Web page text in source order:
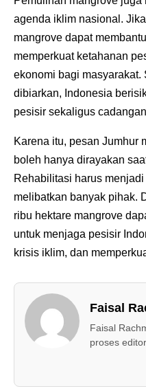
agenda iklim nasional.
mangrove dapat
memperkuat ketahanan
ekonomi bagi
dibiarkan, Indonesia
pesisir sekaligus
Karena itu, pesan Jumhur
boleh hanya dirayakan
Rehabilitasi harus
melibatkan banyak pihak.
ribu hektare mangrove
untuk menjaga pesisir
krisis iklim, dan
Faisal
Faisal
proses